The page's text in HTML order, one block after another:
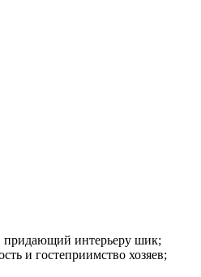
придающий интерьеру шик;
и гостеприимство хозяев;